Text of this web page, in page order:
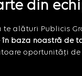
din
te alături Publicis
în baza noastră de
oportunități de